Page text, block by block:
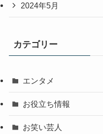
2024年5月
カテゴリー
エンタメ
お役立ち情報
お笑い芸人